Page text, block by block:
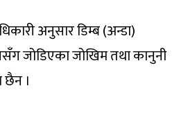
अनुसार डिम्ब (अन्डा)
जोडिएका जोखिम तथा कानुनी
छैन ।